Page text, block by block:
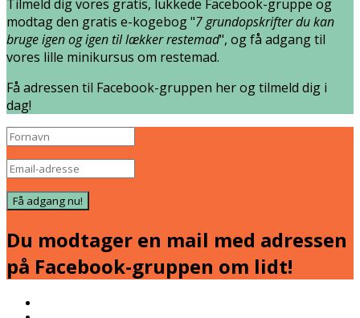
Tilmeld dig vores gratis, lukkede Facebook-gruppe og
modtag den gratis e-kogebog "7 grundopskrifter du kan
bruge igen og igen til lækker restemad", og få adgang til
vores lille minikursus om restemad.
Få adressen til Facebook-gruppen her og tilmeld dig i
dag!
Få adgang nu!
Du modtager en mail med adressen
på Facebook-gruppen om lidt!